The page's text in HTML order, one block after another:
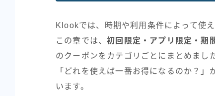
Klookでは、時期や利用条件によって使
この章では、初回限定・アプリ限定・期
のクーポンをカテゴリごとにまとめまし
「どれを使えば一番お得になるのか？
います。